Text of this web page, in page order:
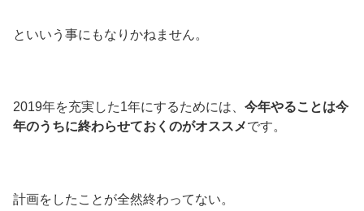
といいう事にもなりかねません。
2019年を充実した1年にするためには、 今年やることは今
年のうちに終わらせておくのがオススメです。
計画をしたことが全然終わってない。